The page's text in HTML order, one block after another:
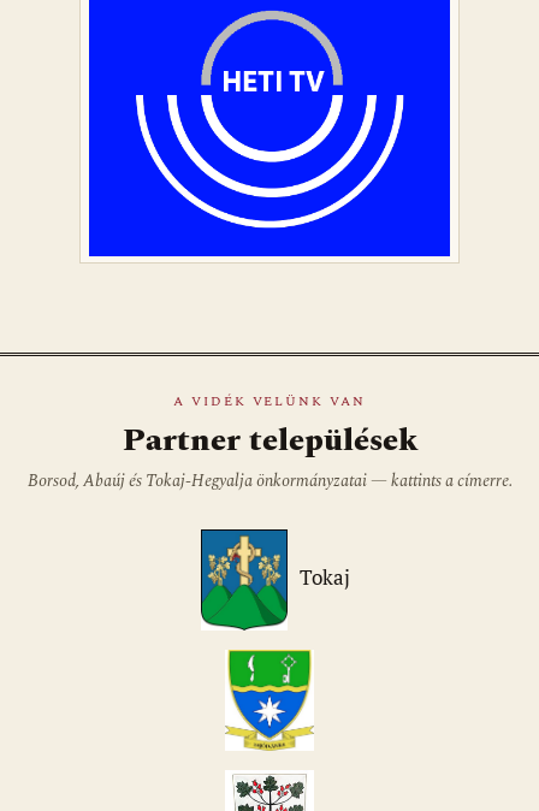
A VIDÉK VELÜNK VAN
Partner települések
Borsod, Abaúj és Tokaj-Hegyalja önkormányzatai — kattints a címerre.
Tokaj